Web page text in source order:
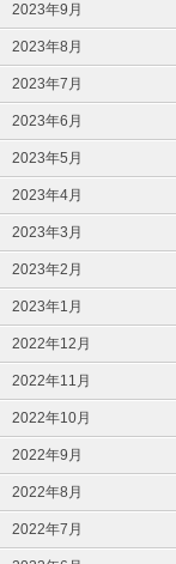
2023年9月
2023年8月
2023年7月
2023年6月
2023年5月
2023年4月
2023年3月
2023年2月
2023年1月
2022年12月
2022年11月
2022年10月
2022年9月
2022年8月
2022年7月